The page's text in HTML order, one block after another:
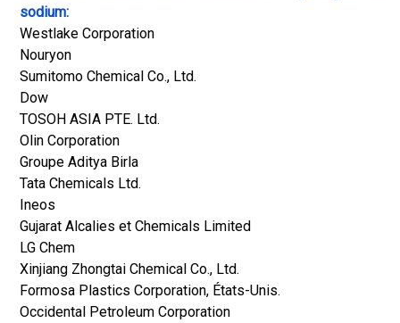
sodium:
Westlake Corporation
Nouryon
Sumitomo Chemical Co., Ltd.
Dow
TOSOH ASIA PTE. Ltd.
Olin Corporation
Groupe Aditya Birla
Tata Chemicals Ltd.
Ineos
Gujarat Alcalies et Chemicals Limited
LG Chem
Xinjiang Zhongtai Chemical Co., Ltd.
Formosa Plastics Corporation, États-Unis.
Occidental Petroleum Corporation